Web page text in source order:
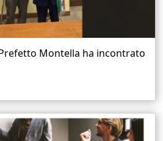
Montella ha incontrato